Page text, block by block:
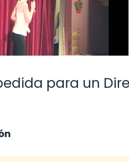
para un